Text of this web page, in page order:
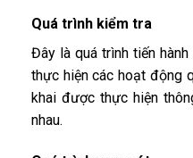
Quá trình kiểm tra
Đây là quá trình tiến
thực hiện các hoạt động
khai được thực hiện
nhau.